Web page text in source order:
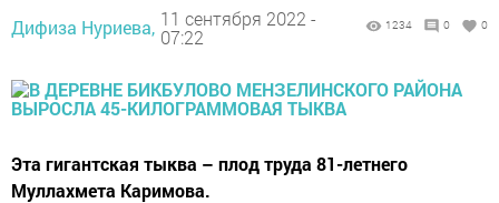
Дифиза Нуриева, 11 сентября 2022 -
07:22
1234 0 0
Эта гигантская тыква – плод труда 81-летнего
Муллахмета Каримова.